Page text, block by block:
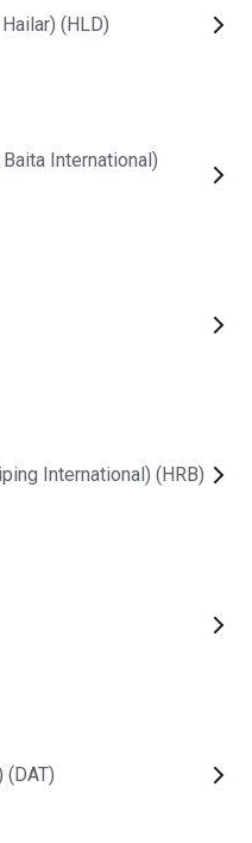
(HLD)
International)
International) (HRB)
(DAT)